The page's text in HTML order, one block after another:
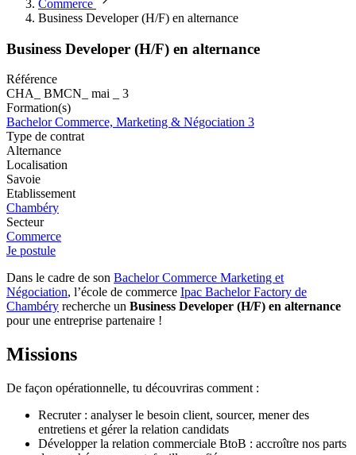
Commerce
Business Developer (H/F) en alternance
Business Developer (H/F) en alternance
Référence
CHA_ BMCN_ mai _ 3
Formation(s)
Bachelor Commerce, Marketing & Négociation 3
Type de contrat
Alternance
Localisation
Savoie
Etablissement
Chambéry
Secteur
Commerce
Je postule
Dans le cadre de son Bachelor Commerce Marketing et
Négociation, l’école de commerce Ipac Bachelor Factory de
Chambéry recherche un Business Developer (H/F) en alternance
pour une entreprise partenaire !
Missions
De façon opérationnelle, tu découvriras comment :
Recruter : analyser le besoin client, sourcer, mener des
entretiens et gérer la relation candidats
Développer la relation commerciale BtoB : accroître nos parts